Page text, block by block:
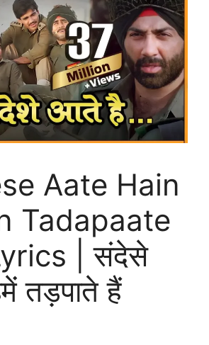
Aate Hain
Tadapaate
| संदेसे
तड़पाते हैं